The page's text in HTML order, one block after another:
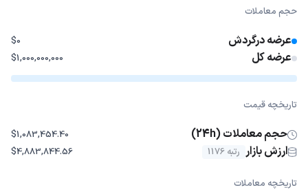
حجم معاملات
عرضه درگردش $0
عرضه کل $1,000,000,000
تاریخچه قیمت
حجم معاملات (24h) $1,083,454.40
ارزش بازار رتبه 1176 $4,883,844.56
تاریخچه معاملات